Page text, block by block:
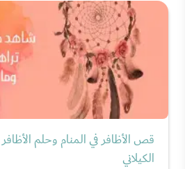
قص الأظافر في المنام وحلم
الكيلاني